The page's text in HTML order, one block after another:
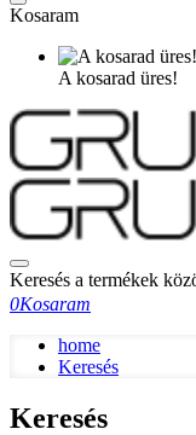
Kosaram
A kosarad üres!
Keresés a termékek
0Kosaram
home
Keresés
Keresés